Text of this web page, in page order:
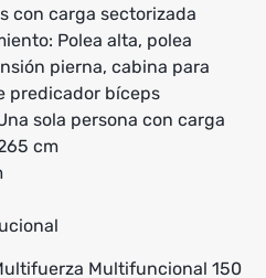
con carga sectorizada
Polea alta, polea
pierna, cabina para
predicador bíceps
sola persona con carga
cm
Multifuncional 150